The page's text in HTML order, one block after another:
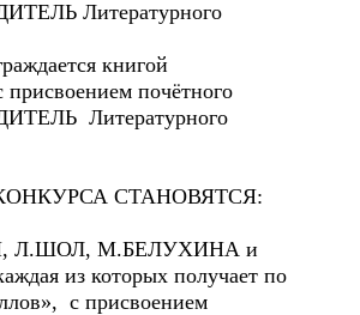
Литературного
книгой
почётного
Литературного
СТАНОВЯТСЯ:
Л.ШОЛ, М.БЕЛУХИНА и
из которых получает по
с присвоением